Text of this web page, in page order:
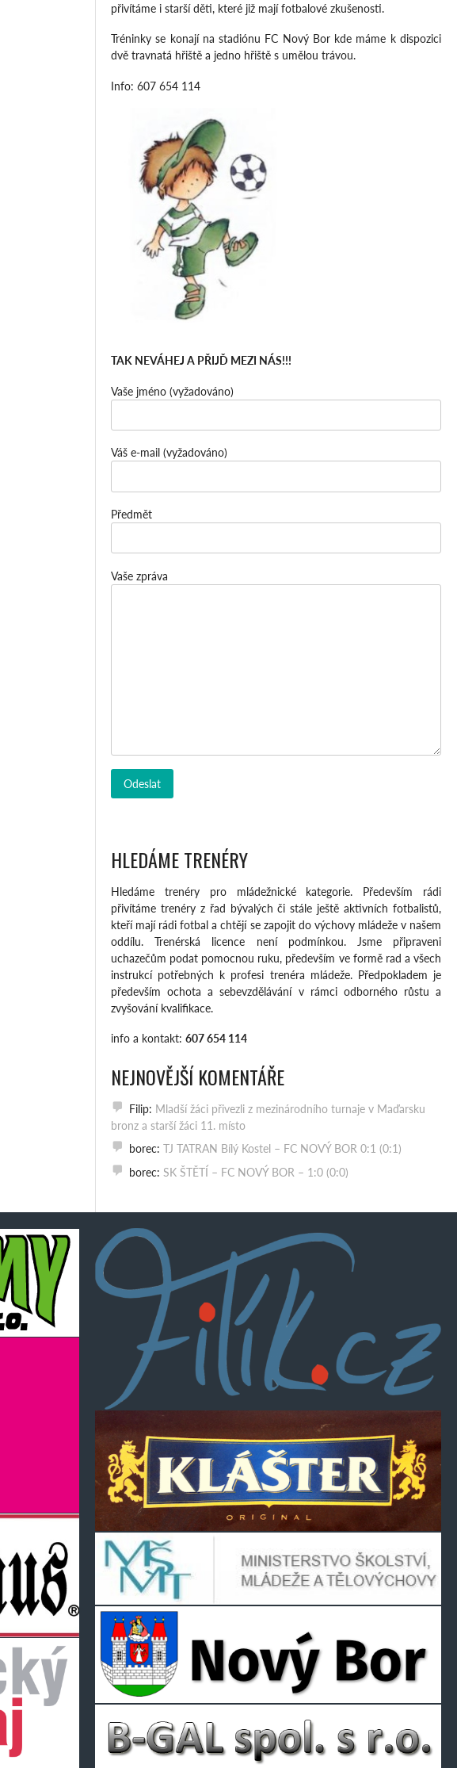
přivítáme i starší děti, které již mají fotbalové zkušenosti.
Tréninky se konají na stadiónu FC Nový Bor kde máme k dispozici
dvě travnatá hřiště a jedno hřiště s umělou trávou.
Info: 607 654 114
TAK NEVÁHEJ A PŘIJĎ MEZI NÁS!!!
Vaše jméno (vyžadováno)
Váš e-mail (vyžadováno)
Předmět
Vaše zpráva
HLEDÁME TRENÉRY
Hledáme trenéry pro mládežnické kategorie. Především rádi
přivítáme trenéry z řad bývalých či stále ještě aktivních fotbalistů,
kteří mají rádi fotbal a chtějí se zapojit do výchovy mládeže v našem
oddílu. Trenérská licence není podmínkou. Jsme připraveni
uchazečům podat pomocnou ruku, především ve formě rad a všech
instrukcí potřebných k profesi trenéra mládeže. Předpokladem je
především ochota a sebevzdělávání v rámci odborného růstu a
zvyšování kvalifikace.
info a kontakt:607 654 114
NEJNOVĚJŠÍ KOMENTÁŘE
Filip: Mladší žáci přivezli z mezinárodního turnaje v Maďarsku
bronz a starší žáci 11. místo
borec: TJ TATRAN Bílý Kostel – FC NOVÝ BOR 0:1 (0:1)
borec: SK ŠTĚTÍ – FC NOVÝ BOR – 1:0 (0:0)